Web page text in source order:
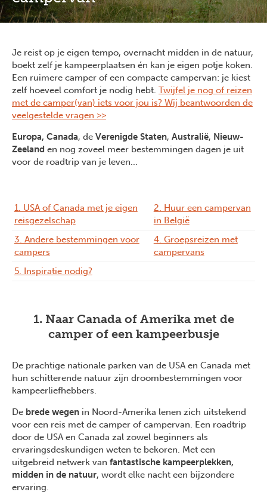
Je reist op je eigen tempo, overnacht midden in de natuur,
boekt zelf je kampeerplaatsen én kan je eigen potje koken.
Een ruimere camper of een compacte campervan: je kiest
zelf hoeveel comfort je nodig hebt. Twijfel je nog of reizen
met de camper(van) iets voor jou is? Wij beantwoorden de
veelgestelde vragen >>
Europa, Canada, de Verenigde Staten, Australië, Nieuw-
Zeeland en nog zoveel meer bestemmingen dagen je uit
voor de roadtrip van je leven...
1. USA of Canada met je eigen
reisgezelschap
2. Huur een campervan
in België
3. Andere bestemmingen voor
campers
4. Groepsreizen met
campervans
5. Inspiratie nodig?
1. Naar Canada of Amerika met de
camper of een kampeerbusje
De prachtige nationale parken van de USA en Canada met
hun schitterende natuur zijn droombestemmingen voor
kampeerliefhebbers.
De brede wegen in Noord-Amerika lenen zich uitstekend
voor een reis met de camper of campervan. Een roadtrip
door de USA en Canada zal zowel beginners als
ervaringsdeskundigen weten te bekoren. Met een
uitgebreid netwerk van fantastische kampeerplekken,
midden in de natuur, wordt elke nacht een bijzondere
ervaring.